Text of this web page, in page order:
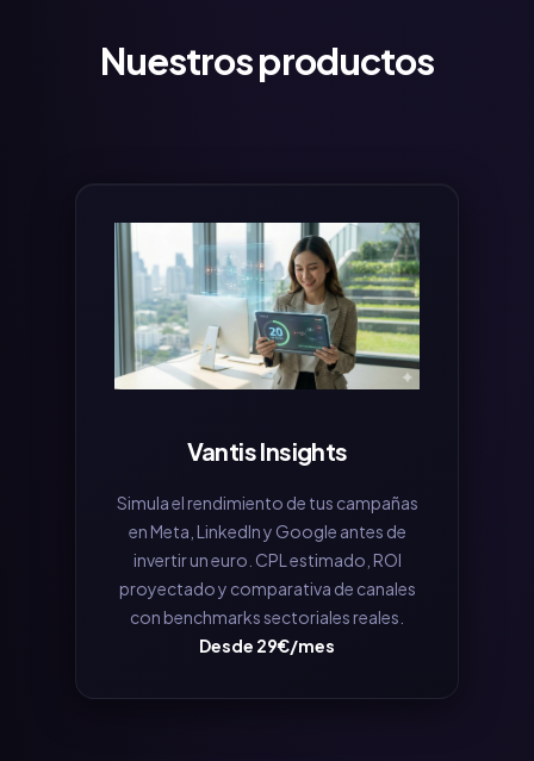
Nuestros productos
Vantis Insights
Simula el rendimiento de tus campañas
en Meta, LinkedIn y Google antes de
invertir un euro. CPL estimado, ROI
proyectado y comparativa de canales
con benchmarks sectoriales reales.
Desde 29€/mes